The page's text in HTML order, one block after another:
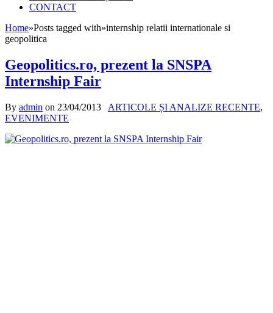
CONTACT
Home»Posts tagged with»internship relatii internationale si
geopolitica
Geopolitics.ro, prezent la SNSPA
Internship Fair
By admin on 23/04/2013 ARTICOLE ȘI ANALIZE RECENTE,
EVENIMENTE